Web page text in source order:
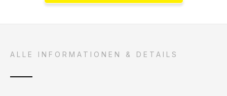
ALLE INFORMATIONEN & DETAILS